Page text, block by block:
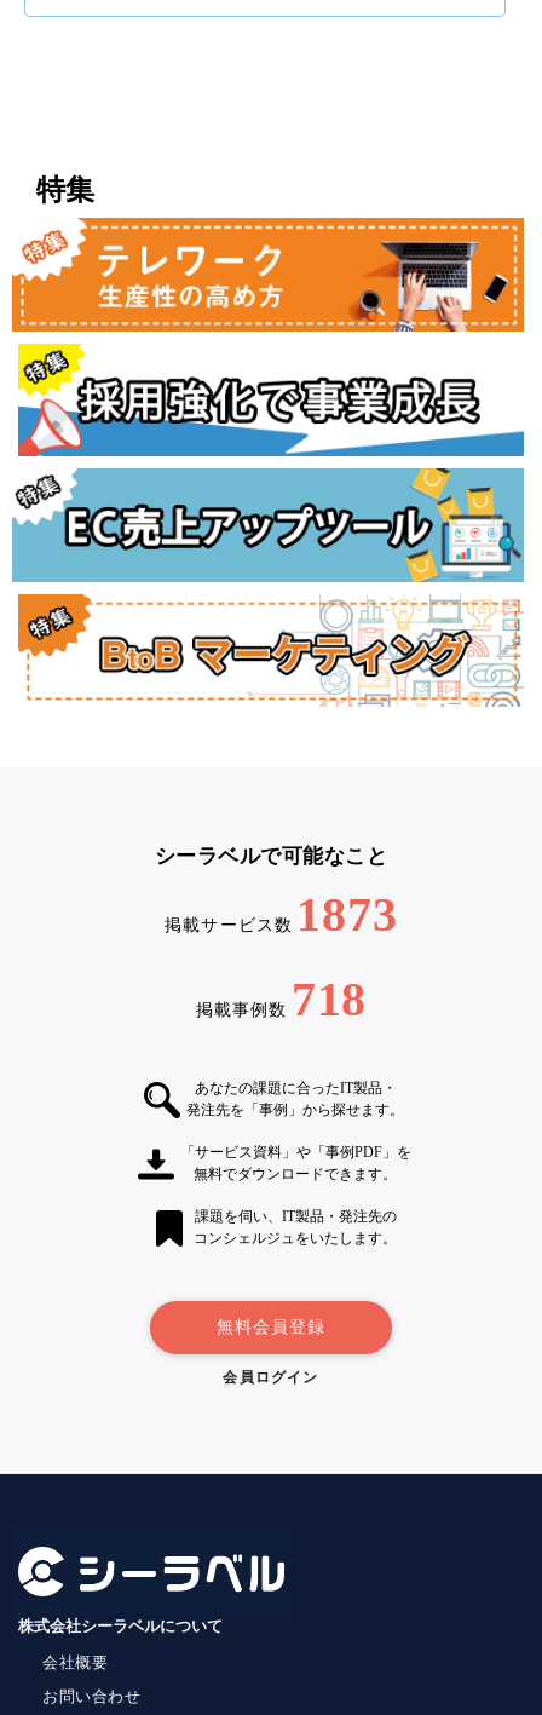
特集
シーラベルで可能なこと
掲載サービス数 1873
掲載事例数 718
あなたの課題に合ったIT製品・
発注先を「事例」から探せます。
「サービス資料」や「事例PDF」を
無料でダウンロードできます。
課題を伺い、IT製品・発注先の
コンシェルジュをいたします。
無料会員登録
会員ログイン
株式会社シーラベルについて
会社概要
お問い合わせ